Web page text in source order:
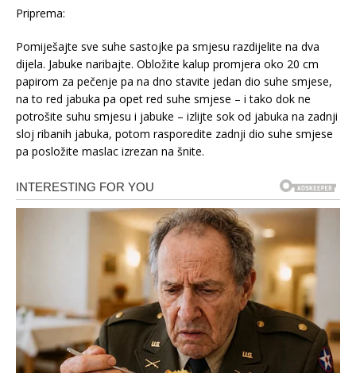
Priprema:
Pomiješajte sve suhe sastojke pa smjesu razdijelite na dva
dijela. Jabuke naribajte. Obložite kalup promjera oko 20 cm
papirom za pečenje pa na dno stavite jedan dio suhe smjese,
na to red jabuka pa opet red suhe smjese – i tako dok ne
potrošite suhu smjesu i jabuke – izlijte sok od jabuka na zadnji
sloj ribanih jabuka, potom rasporedite zadnji dio suhe smjese
pa posložite maslac izrezan na šnite.